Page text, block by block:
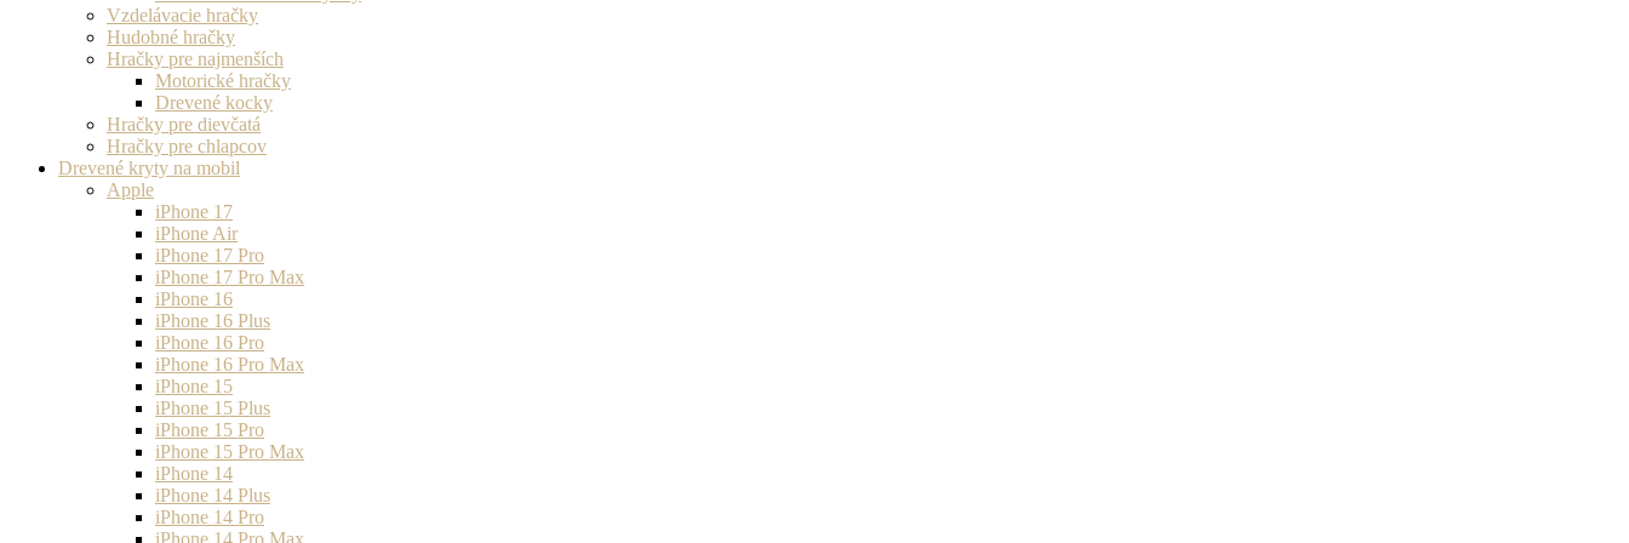
Vzdelávacie hračky
Hudobné hračky
Hračky pre najmenších
Motorické hračky
Drevené kocky
Hračky pre dievčatá
Hračky pre chlapcov
Drevené kryty na mobil
Apple
iPhone 17
iPhone Air
iPhone 17 Pro
iPhone 17 Pro Max
iPhone 16
iPhone 16 Plus
iPhone 16 Pro
iPhone 16 Pro Max
iPhone 15
iPhone 15 Plus
iPhone 15 Pro
iPhone 15 Pro Max
iPhone 14
iPhone 14 Plus
iPhone 14 Pro
iPhone 14 Pro Max